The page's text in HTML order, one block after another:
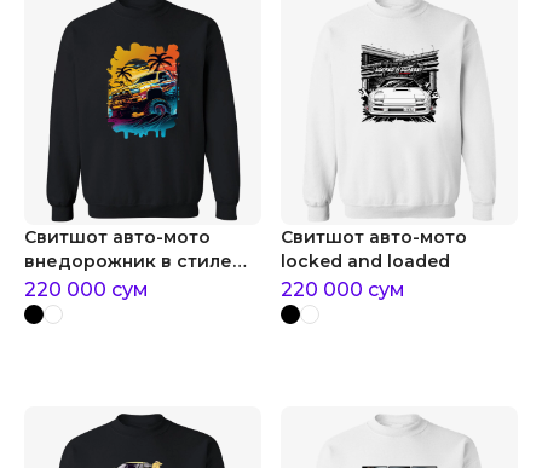
Свитшот авто-мото
внедорожник в стиле
акварели
220 000 сум
Свитшот авто-мото
locked and loaded
220 000 сум